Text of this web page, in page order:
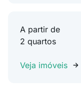
A partir de
2 quartos
Veja imóveis